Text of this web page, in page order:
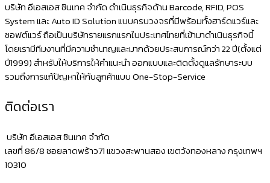
บริษัท อีเอสเอส ซินเทค จำกัด ดำเนินธุรกิจด้าน Barcode, RFID, POS
System และ Auto ID Solution แบบครบวงจรที่มีพร้อมทั้งฮาร์ดแวร์และ
ซอฟต์แวร์ ถือเป็นบริษัทรายแรกแรกในประเทศไทยที่เข้ามาดำเนินธุรกิจนี้
โดยเรามีทีมงานที่มีความชำนาญและมากด้วยประสบการณ์กว่า 22 ปี(ตั้งแต่
ปี1999) สำหรับให้บริการให้คำแนะนำ ออกแบบและติดตั้งดูแลรักษาระบบ
รวมถึงการแก้ปัญหาให้กับลูกค้าแบบ One-Stop-Service
ติดต่อเรา
บริษัท อีเอสเอส ซินเทค จำกัด
เลขที่ 86/8 ซอยลาดพร้าว71 แขวงสะพานสอง เขตวังทองหลาง กรุงเทพฯ
10310